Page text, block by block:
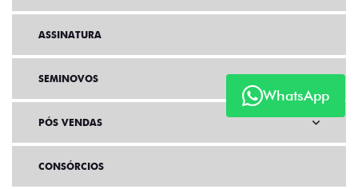
WhatsApp
ASSINATURA
SEMINOVOS
PÓS VENDAS
CONSÓRCIOS